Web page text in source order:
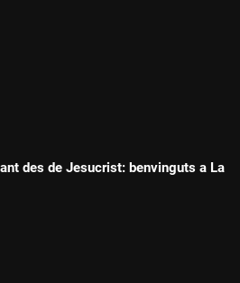
des de Jesucrist: benvinguts a La